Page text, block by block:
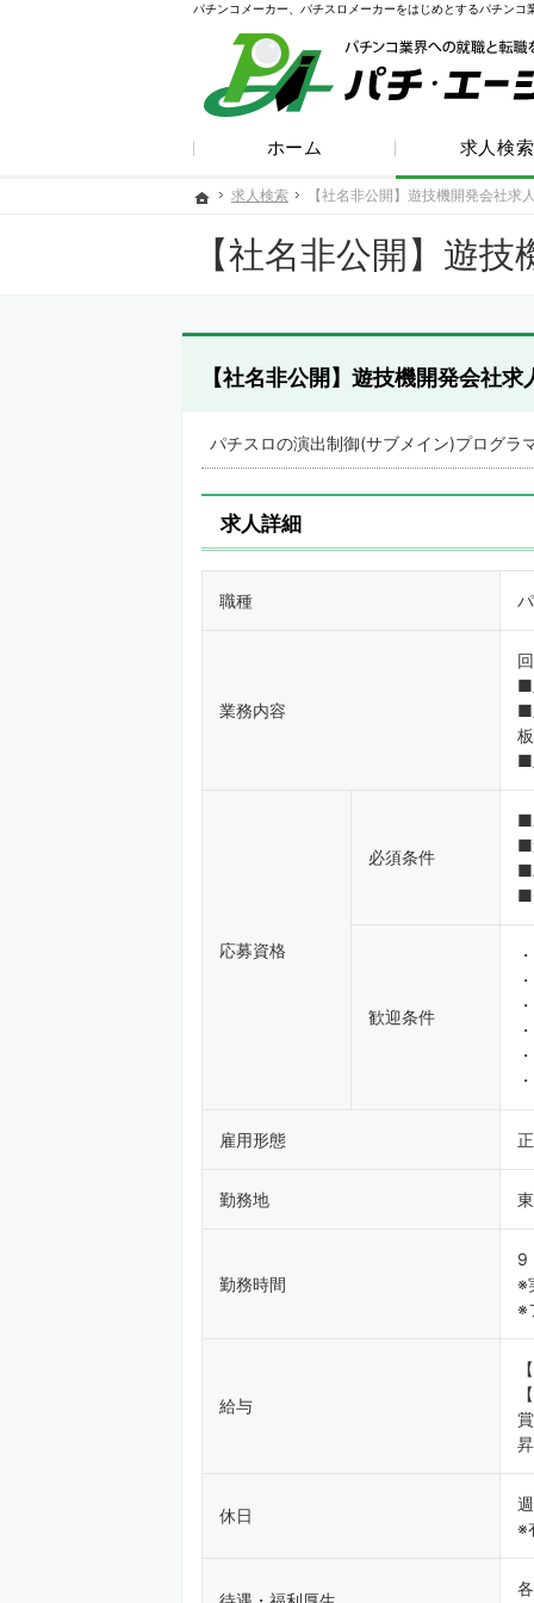
ホーム
求人検索 【社名非公開】遊技機開発会社求
【社名非公開】遊
パチンコメーカー、パチスロメーカーをはじめとするパチン
【社名非公開】遊技機開発会社求
パチスロの演出制御(サブメイン)プログラ
求人詳細
職種
業務内容
■
■
■
応募資格
必須条件
■
■
■
歓迎条件
雇用形態
勤務地
勤務時間
9
※
※
給与
休日
※
ホーム 求人検索
ホーム
求人検索 【社名非公開】遊技機開発会社求